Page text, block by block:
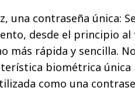
una contraseña única:
desde el principio
más rápida y sencilla.
biométrica única
como una